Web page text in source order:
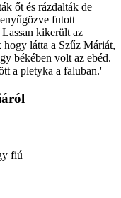
őt és rázdalták de
futott
kikerült az
hogy látta a Szűz Máriát,
békében volt az ebéd.
a pletyka a faluban.'
fiú